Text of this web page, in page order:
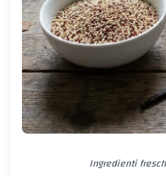
Ingredienti